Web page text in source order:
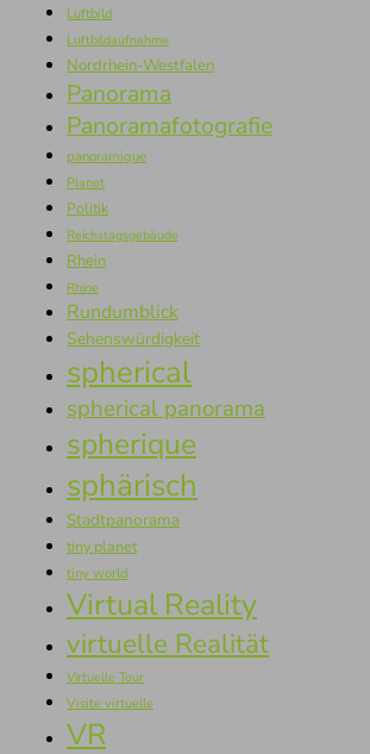
Luftbild
Luftbildaufnahme
Nordrhein-Westfalen
Panorama
Panoramafotografie
panoramique
Planet
Politik
Reichstagsgebäude
Rhein
Rhine
Rundumblick
Sehenswürdigkeit
spherical
spherical panorama
spherique
sphärisch
Stadtpanorama
tiny planet
tiny world
Virtual Reality
virtuelle Realität
Virtuelle Tour
Visite virtuelle
VR